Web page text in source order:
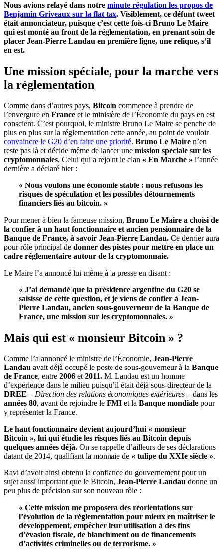
Nous avions relayé dans notre minute régulation les propos de
Benjamin Griveaux sur la flat tax. Visiblement, ce défunt tweet
était annonciateur, puisque c’est cette fois-ci Bruno Le Maire
qui est monté au front de la réglementation, en prenant soin de
placer Jean-Pierre Landau en première ligne, une relique, s’il
en est.
Une mission spéciale, pour la marche vers
la réglementation
Comme dans d’autres pays, Bitcoin commence à prendre de
l’envergure en France et le ministère de l’Économie du pays en est
conscient. C’est pourquoi, le ministre Bruno Le Maire se penche de
plus en plus sur la réglementation cette année, au point de vouloir
convaincre le G20 d’en faire une priorité. Bruno Le Maire n’en
reste pas là et décide même de lancer une mission spéciale sur les
cryptomonnaies. Celui qui a rejoint le clan « En Marche » l’année
dernière a déclaré hier :
« Nous voulons une économie stable : nous refusons les
risques de spéculation et les possibles détournements
financiers liés au bitcoin. »
Pour mener à bien la fameuse mission, Bruno Le Maire a choisi de
la confier à un haut fonctionnaire et ancien pensionnaire de la
Banque de France, à savoir Jean-Pierre Landau. Ce dernier aura
pour rôle principal de donner des pistes pour mettre en place un
cadre réglementaire autour de la cryptomonnaie.
Le Maire l’a annoncé lui-même à la presse en disant :
« J’ai demandé que la présidence argentine du G20 se
saisisse de cette question, et je viens de confier à Jean-
Pierre Landau, ancien sous-gouverneur de la Banque de
France, une mission sur les cryptomonnaies. »
Mais qui est « monsieur Bitcoin » ?
Comme l’a annoncé le ministre de l’Économie, Jean-Pierre
Landau avait déjà occupé le poste de sous-gouverneur à la Banque
de France, entre 2006 et2011. M. Landau est un homme
d’expérience dans le milieu puisqu’il était déjà sous-directeur de la
DREE – Direction des relations économiques extérieures – dans les
années 80, avant de rejoindre le FMI et la Banque mondiale pour
y représenter la France.
Le haut fonctionnaire devient aujourd’hui « monsieur
Bitcoin », lui qui étudie les risques liés au Bitcoin depuis
quelques années déjà. On se rappelle d’ailleurs de ses déclarations
datant de 2014, qualifiant la monnaie de « tulipe du XXIe siècle ».
Ravi d’avoir ainsi obtenu la confiance du gouvernement pour un
sujet aussi important que le Bitcoin, Jean-Pierre Landau donne un
peu plus de précision sur son nouveau rôle :
« Cette mission me proposera des réorientations sur
l’évolution de la réglementation pour mieux en maîtriser le
développement, empêcher leur utilisation à des fins
d’évasion fiscale, de blanchiment ou de financements
d’activités criminelles ou de terrorisme. »